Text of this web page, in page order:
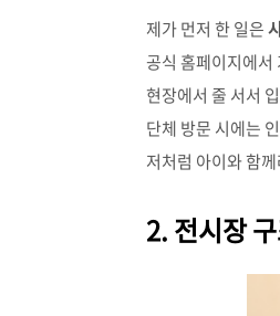
제가 먼저 한 일은
공식 홈페이지에서
현장에서 줄 서서
단체 방문 시에는
저처럼 아이와 함
2. 전시장